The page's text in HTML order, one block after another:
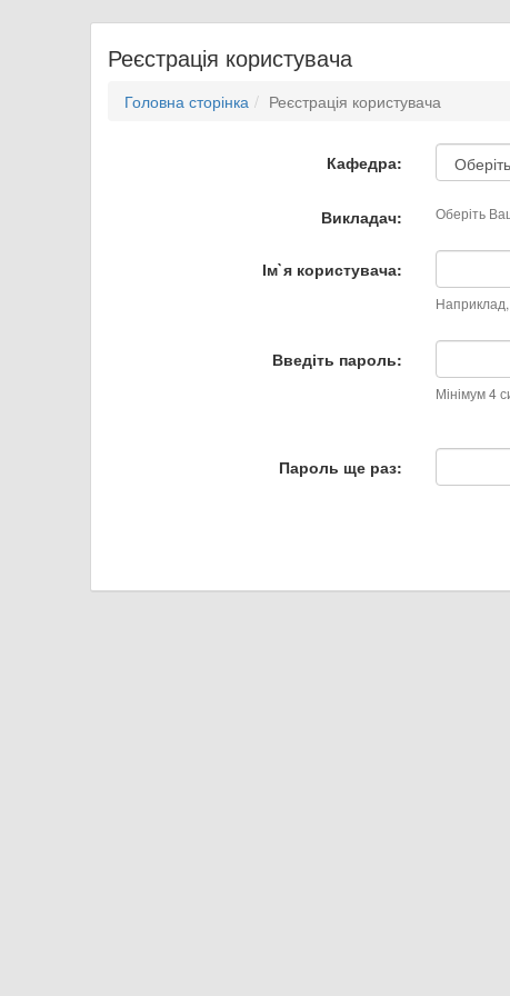
Реєстрація користувача
Головна сторінка Реєстрація користувача
Кафедра:
Викладач: Оберіть
Ім`я користувача:
Введіть пароль:
Мінімум 4
Пароль ще раз: